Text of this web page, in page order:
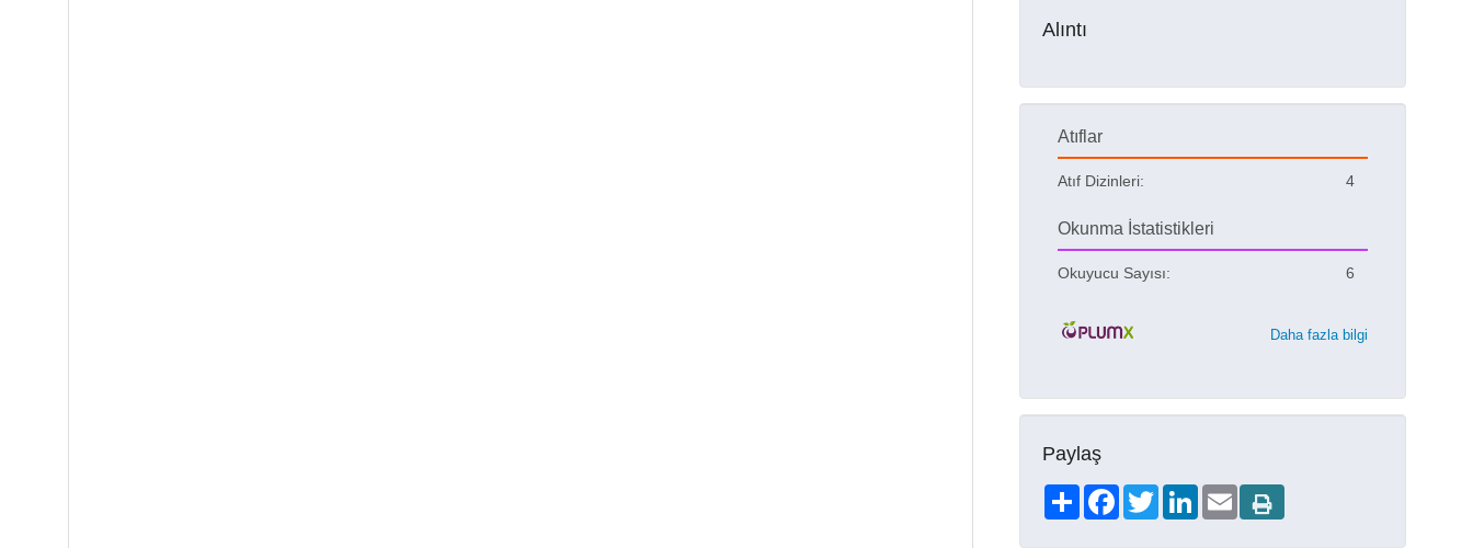
Alıntı
Atıflar
Atıf Dizinleri: 4
Okunma İstatistikleri
Okuyucu Sayısı: 6
Daha fazla bilgi
Paylaş
ShareFacebookTwitterLinkedIn
Email